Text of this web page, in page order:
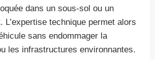
dans un sous-sol ou un
L’expertise technique permet alors
sans endommager la
les infrastructures environnantes.